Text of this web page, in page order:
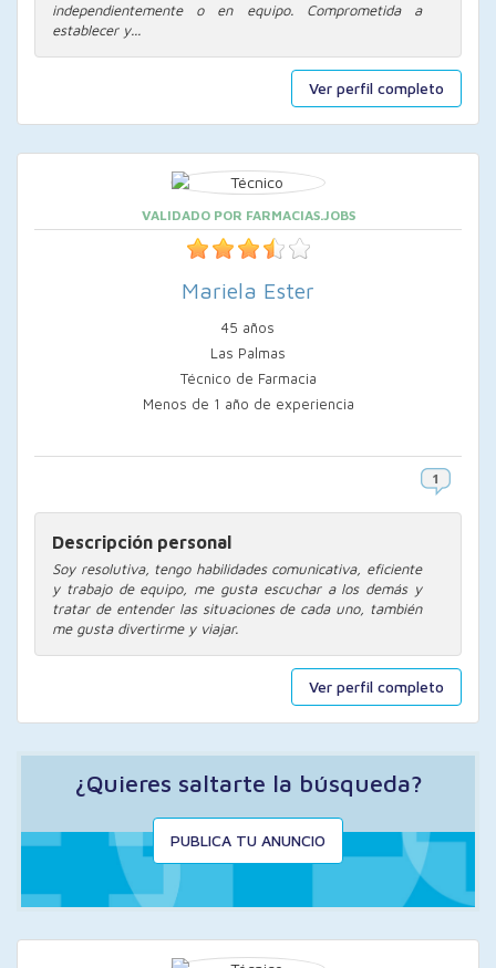
Ver perfil completo
independientemente o en equipo. Comprometida a
establecer y...
Ver perfil completo
VALIDADO POR FARMACIAS.JOBS
Mariela Ester
45 años
Las Palmas
Técnico de Farmacia
Menos de 1 año de experiencia
Descripción personal
Soy resolutiva, tengo habilidades comunicativa, eficiente
y trabajo de equipo, me gusta escuchar a los demás y
tratar de entender las situaciones de cada uno, también
me gusta divertirme y viajar.
¿Quieres saltarte la búsqueda?
PUBLICA TU ANUNCIO